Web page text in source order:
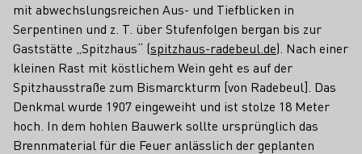
mit abwechslungsreichen Aus- und Tiefblicken in
Serpentinen und z. T. über Stufenfolgen bergan bis zur
Gaststätte „Spitzhaus“ (spitzhaus-radebeul.de). Nach einer
kleinen Rast mit köstlichem Wein geht es auf der
Spitzhausstraße zum Bismarckturm [von Radebeul]. Das
Denkmal wurde 1907 eingeweiht und ist stolze 18 Meter
hoch. In dem hohlen Bauwerk sollte ursprünglich das
Brennmaterial für die Feuer anlässlich der geplanten